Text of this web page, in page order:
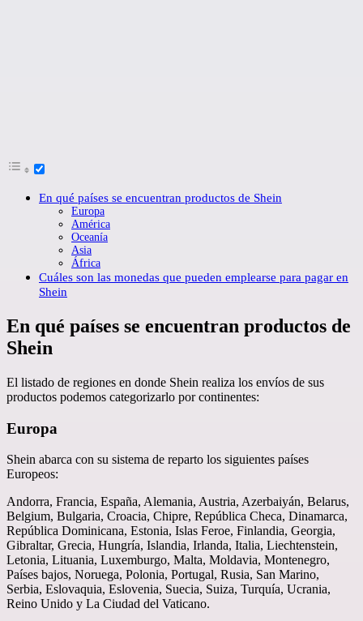
En qué países se encuentran productos de Shein
Europa
América
Oceanía
Asia
África
Cuáles son las monedas que pueden emplearse para pagar en
Shein
En qué países se encuentran productos de
Shein
El listado de regiones en donde Shein realiza los envíos de sus
productos podemos categorizarlo por continentes:
Europa
Shein abarca con su sistema de reparto los siguientes países
Europeos:
Andorra, Francia, España, Alemania, Austria, Azerbaiyán, Belarus,
Belgium, Bulgaria, Croacia, Chipre, República Checa, Dinamarca,
República Dominicana, Estonia, Islas Feroe, Finlandia, Georgia,
Gibraltar, Grecia, Hungría, Islandia, Irlanda, Italia, Liechtenstein,
Letonia, Lituania, Luxemburgo, Malta, Moldavia, Montenegro,
Países bajos, Noruega, Polonia, Portugal, Rusia, San Marino,
Serbia, Eslovaquia, Eslovenia, Suecia, Suiza, Turquía, Ucrania,
Reino Unido y La Ciudad del Vaticano.